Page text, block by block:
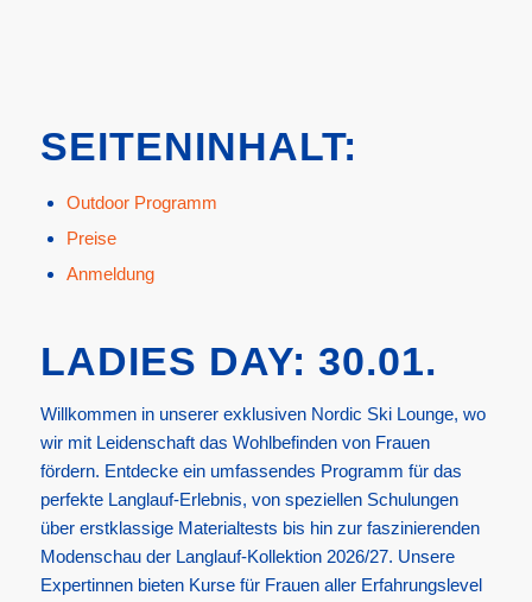
SEITENINHALT:
Outdoor Programm
Preise
Anmeldung
LADIES DAY: 30.01.
Willkommen in unserer exklusiven Nordic Ski Lounge, wo
wir mit Leidenschaft das Wohlbefinden von Frauen
fördern. Entdecke ein umfassendes Programm für das
perfekte Langlauf-Erlebnis, von speziellen Schulungen
über erstklassige Materialtests bis hin zur faszinierenden
Modenschau der Langlauf-Kollektion 2026/27. Unsere
Expertinnen bieten Kurse für Frauen aller Erfahrungslevel